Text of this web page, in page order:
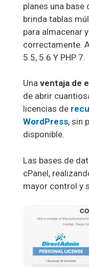
planes una base
brinda tablas
para almacenar
correctamente.
5.5, 5.6 Y PHP 7.
Una ventaja de
de abrir
licencias de
WordPress, sin
disponible.
Las bases de
cPanel,
mayor control y